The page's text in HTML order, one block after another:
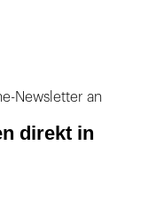
Newsletter an
direkt in